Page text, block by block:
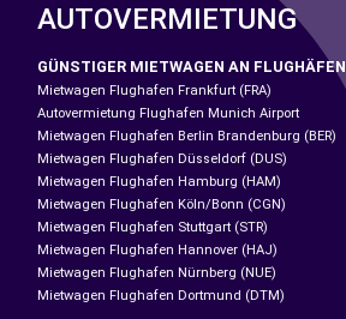
AUTOVERMIETUNG
GÜNSTIGER MIETWAGEN AN FLUGHÄFEN
Mietwagen Flughafen Frankfurt (FRA)
Autovermietung Flughafen Munich Airport
Mietwagen Flughafen Berlin Brandenburg (BER)
Mietwagen Flughafen Düsseldorf (DUS)
Mietwagen Flughafen Hamburg (HAM)
Mietwagen Flughafen Köln/Bonn (CGN)
Mietwagen Flughafen Stuttgart (STR)
Mietwagen Flughafen Hannover (HAJ)
Mietwagen Flughafen Nürnberg (NUE)
Mietwagen Flughafen Dortmund (DTM)